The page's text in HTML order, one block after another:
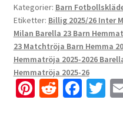
Kategorier: Barn
Etiketter: Billig 2025/26 Inter
Milan Barella 23 Barn
23 Matchtröja Barn Hemma
Hemmatröja 2025-2026
Hemmatröja 2025-26
Pi R Fa T